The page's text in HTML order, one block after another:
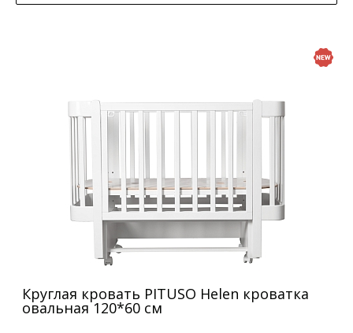
Круглая кровать PITUSO Helen кроватка
овальная 120*60 см